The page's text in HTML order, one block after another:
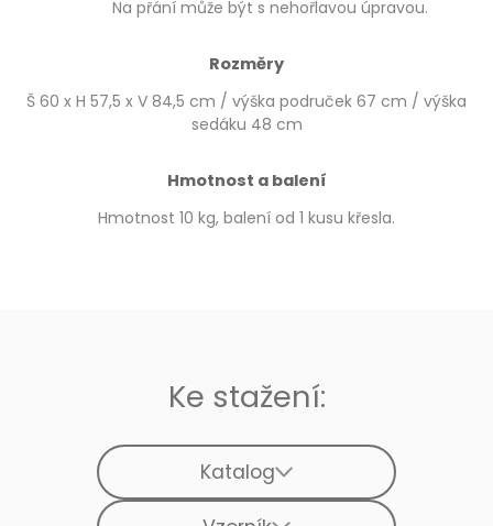
Na přání může být s nehořlavou úpravou.
Rozměry
Š 60 x H 57,5 x V 84,5 cm / výška područek 67 cm / výška
sedáku 48 cm
Hmotnost a balení
Hmotnost 10 kg, balení od 1 kusu křesla.
Ke stažení:
Katalog